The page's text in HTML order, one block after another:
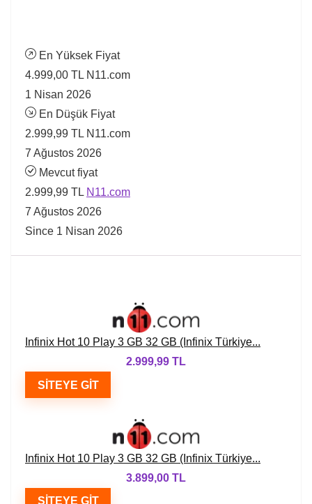
En Yüksek Fiyat
4.999,00 TL N11.com
1 Nisan 2026
En Düşük Fiyat
2.999,99 TL N11.com
7 Ağustos 2026
Mevcut fiyat
2.999,99 TL N11.com
7 Ağustos 2026
Since 1 Nisan 2026
Infinix Hot 10 Play 3 GB 32 GB (Infinix Türkiye...
2.999,99 TL
SITEYE GIT
Infinix Hot 10 Play 3 GB 32 GB (Infinix Türkiye...
3.899,00 TL
SITEYE GIT